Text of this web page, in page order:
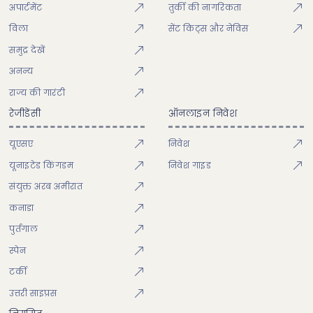
अपार्टमेंट
विला
समुद्र देखें
अनन्य
राज्य की गारंटी
तुर्की की नागरिकता
सेंट किट्स और नेविस
रेजीडेंसी
यूएसए
यूनाइटेड किंगडम
संयुक्त अरब अमीरात
कनाडा
पुर्तगाल
स्पेन
टर्की
उत्तरी साइप्रस
ऑनलाइन निवेश
निवेश
निवेश गाइड